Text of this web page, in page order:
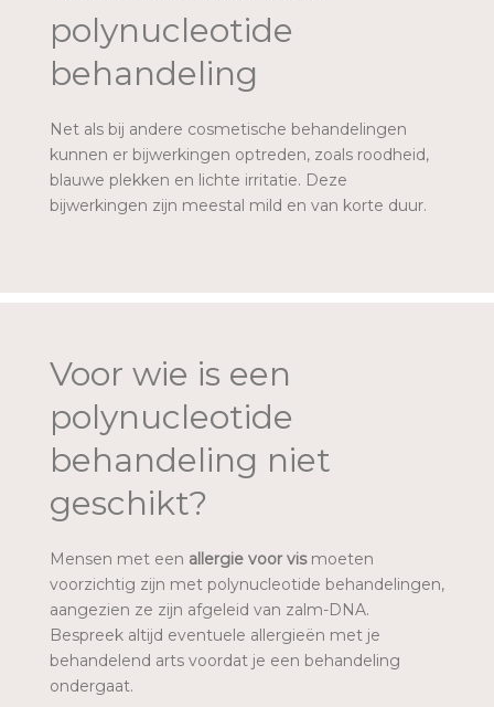
polynucleotide
behandeling
Net als bij andere cosmetische behandelingen
kunnen er bijwerkingen optreden, zoals roodheid,
blauwe plekken en lichte irritatie. Deze
bijwerkingen zijn meestal mild en van korte duur.
Voor wie is een
polynucleotide
behandeling niet
geschikt?
Mensen met een allergie voor vismoeten
voorzichtig zijn met polynucleotide behandelingen,
aangezien ze zijn afgeleid van zalm-DNA.
Bespreek altijd eventuele allergieën met je
behandelend arts voordat je een behandeling
ondergaat.